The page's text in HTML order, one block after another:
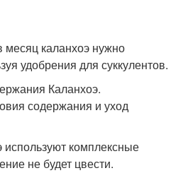
месяц каланхоэ нужно
удобрения для суккулентов.
комплексные
не будет цвести.